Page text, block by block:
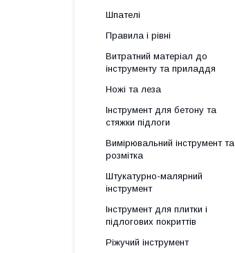
Шпателі
Правила і рівні
Витратний матеріал до
інструменту та приладдя
Ножі та леза
Інструмент для бетону та
стяжки підлоги
Вимірювальний інструмент та
розмітка
Штукатурно-малярний
інструмент
Інструмент для плитки і
підлогових покриттів
Ріжучий інструмент